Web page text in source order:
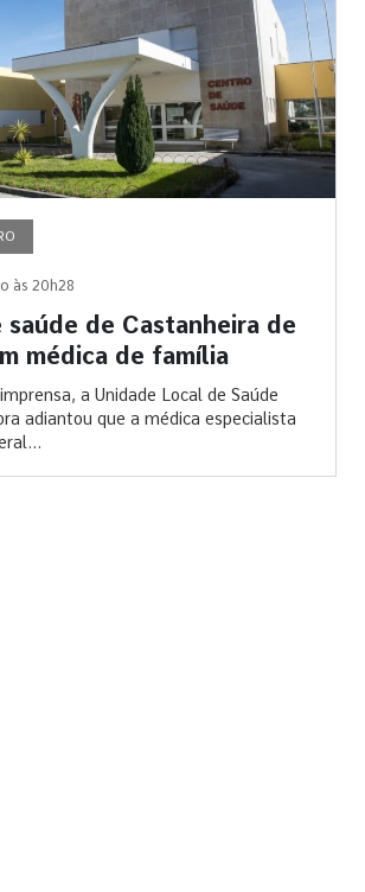
às 20h28
de Castanheira de
médica de família
a Unidade Local de Saúde
adiantou que a médica especialista